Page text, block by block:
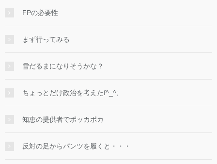
FPの必要性
まず行ってみる
雪だるまになりそうかな？
ちょっとだけ政治を考えたf^_^;
知恵の提供者でポッカポカ
反対の足からパンツを履くと・・・